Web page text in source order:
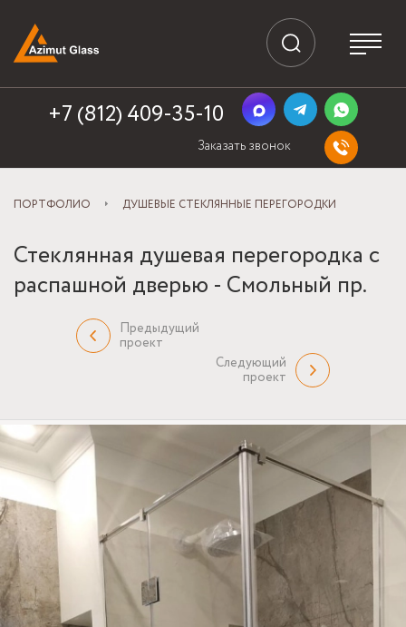
+7 (812) 409-35-10
Заказать звонок
ПОРТФОЛИО ДУШЕВЫЕ СТЕКЛЯННЫЕ ПЕРЕГОРОДКИ
Стеклянная душевая перегородка с
распашной дверью - Смольный пр.
Предыдущий
проект
Следующий
проект